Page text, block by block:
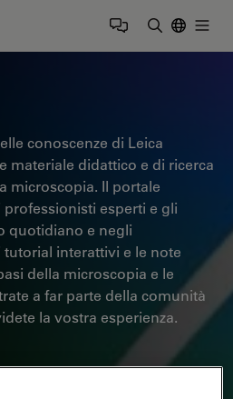
conoscenze di Leica
materiale didattico e di ricerca
microscopia. Il portale
esperti e gli
quotidiano e negli
interattivi e le note
della microscopia e le
a far parte della comunità
la vostra esperienza.